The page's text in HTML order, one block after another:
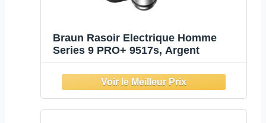
Braun Rasoir Electrique Homme
Series 9 PRO+ 9517s, Argent